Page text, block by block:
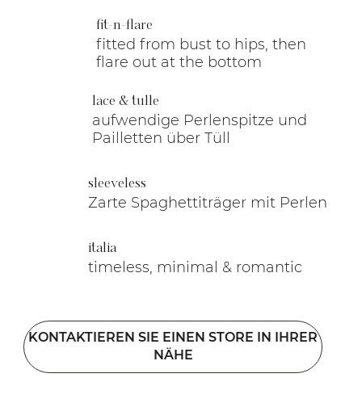
fit-n-flare
fitted from bust to hips, then
flare out at the bottom
lace & tulle
aufwendige Perlenspitze und
Pailletten über Tüll
sleeveless
Zarte Spaghettiträger mit Perlen
italia
timeless, minimal & romantic
KONTAKTIEREN SIE EINEN STORE IN IHRER
NÄHE